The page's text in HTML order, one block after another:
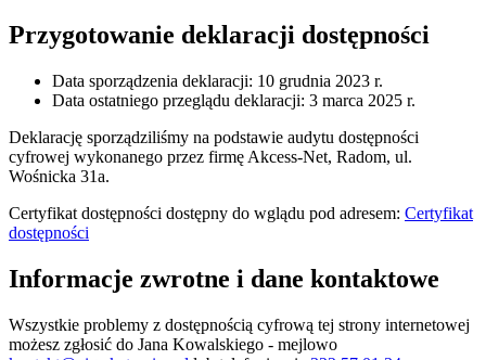
Przygotowanie deklaracji dostępności
Data sporządzenia deklaracji: 10 grudnia 2023 r.
Data ostatniego przeglądu deklaracji: 3 marca 2025 r.
Deklarację sporządziliśmy na podstawie audytu dostępności
cyfrowej wykonanego przez firmę Akcess-Net, Radom, ul.
Wośnicka 31a.
Certyfikat dostępności dostępny do wglądu pod adresem: Certyfikat
dostępności
Informacje zwrotne i dane kontaktowe
Wszystkie problemy z dostępnością cyfrową tej strony internetowej
możesz zgłosić do Jana Kowalskiego - mejlowo